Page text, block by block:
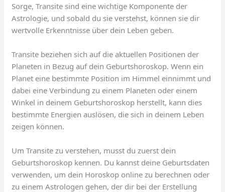
Sorge, Transite sind eine wichtige Komponente der
Astrologie, und sobald du sie verstehst, können sie dir
wertvolle Erkenntnisse über dein Leben geben.
Transite beziehen sich auf die aktuellen Positionen der
Planeten in Bezug auf dein Geburtshoroskop. Wenn ein
Planet eine bestimmte Position im Himmel einnimmt und
dabei eine Verbindung zu einem Planeten oder einem
Winkel in deinem Geburtshoroskop herstellt, kann dies
bestimmte Energien auslösen, die sich in deinem Leben
zeigen können.
Um Transite zu verstehen, musst du zuerst dein
Geburtshoroskop kennen. Du kannst deine Geburtsdaten
verwenden, um dein Horoskop online zu berechnen oder
zu einem Astrologen gehen, der dir bei der Erstellung